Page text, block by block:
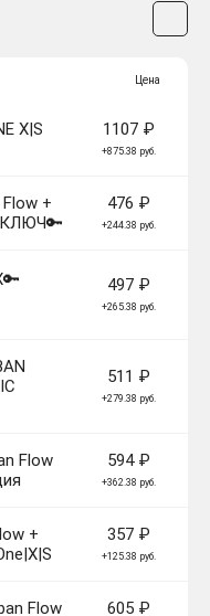
Цена
X|S
1107 ₽
+875.38 руб.
+
КЛЮЧ🔑
476 ₽
+244.38 руб.
497 ₽
+265.38 руб.
511 ₽
+279.38 руб.
Flow
594 ₽
+362.38 руб.
+
357 ₽
+125.38 руб.
Flow 605 ₽